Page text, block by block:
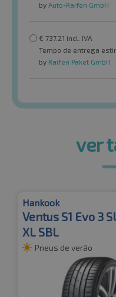
by Auto-Raifen GmbH
€ 737.21 incl. IVA
Tempo de entrega
by Raifen Paket GmbH
ver
Hankook
Ventus S1 Evo 3
XL SBL
Pneus de verão